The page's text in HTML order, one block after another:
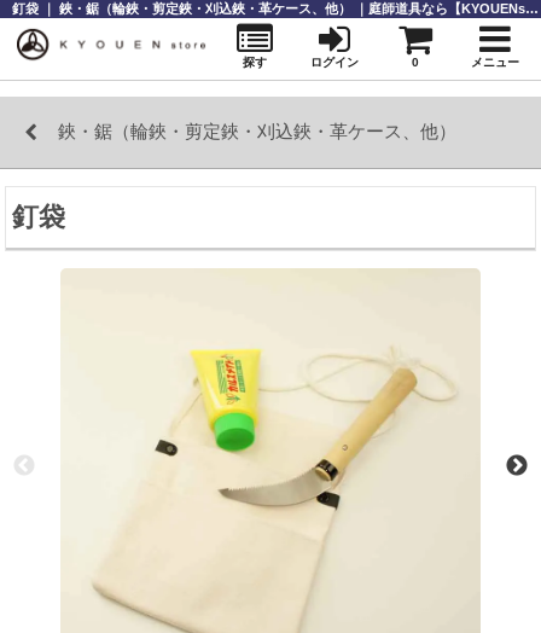
鋏・鋸（輪鋏・剪定鋏・刈込鋏・革ケース、他）
釘袋
釘袋 ｜ 鋏・鋸（輪鋏・剪定鋏・刈込鋏・革ケース、他） ｜庭師道具なら【KYOUENstoe】庭師道具・造園資材の販売と通販
探す ログイン 0 メニュー